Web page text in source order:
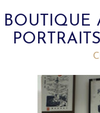
BOUTIQUE